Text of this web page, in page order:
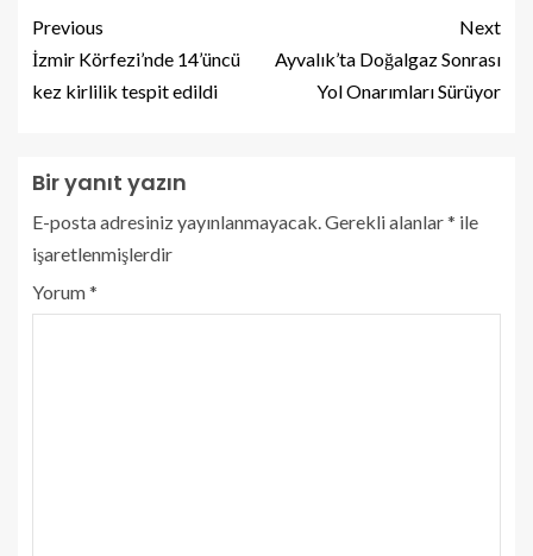
Previous
İzmir Körfezi’nde 14’üncü
kez kirlilik tespit edildi
Next
Ayvalık’ta Doğalgaz Sonrası
Yol Onarımları Sürüyor
Bir yanıt yazın
E-posta adresiniz yayınlanmayacak.Gerekli alanlar* ile
işaretlenmişlerdir
Yorum*